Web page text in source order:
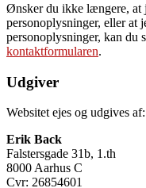
Ønsker du ikke længere, at
personoplysninger, eller at
personoplysninger, kan du
kontaktformularen.
Udgiver
Websitet ejes og udgives af:
Erik Back
Falstersgade 31b, 1.th
8000 Aarhus C
Cvr: 26854601